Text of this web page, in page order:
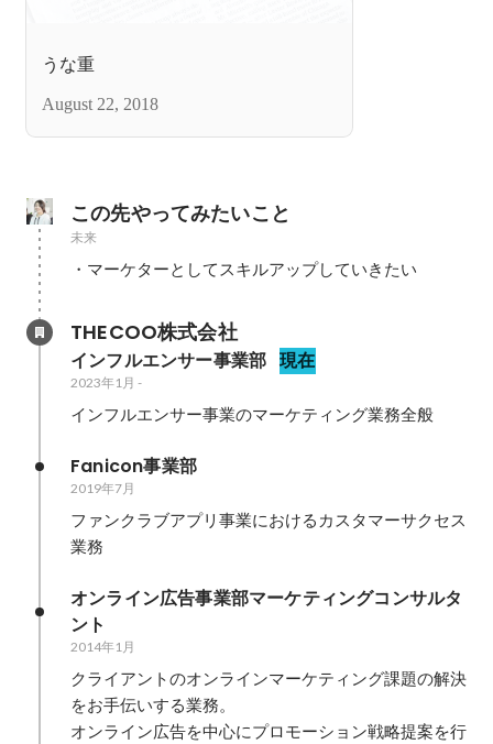
うな重
August 22, 2018
この先やってみたいこと
未来
・マーケターとしてスキルアップしていきたい
THECOO株式会社
インフルエンサー事業部 現在
2023年1月 -
インフルエンサー事業のマーケティング業務全般
Fanicon事業部
2019年7月
ファンクラブアプリ事業におけるカスタマーサクセス
業務
オンライン広告事業部マーケティングコンサルタ
ント
2014年1月
クライアントのオンラインマーケティング課題の解決
をお手伝いする業務。
オンライン広告を中心にプロモーション戦略提案を行